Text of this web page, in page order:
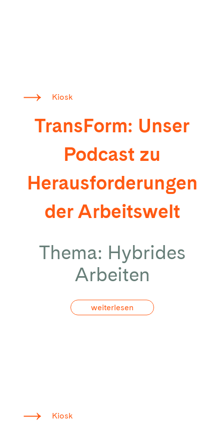
Kiosk
TransForm: Unser
Podcast zu
Herausforderungen
der Arbeitswelt
Thema: Hybrides
Arbeiten
weiterlesen
Kiosk